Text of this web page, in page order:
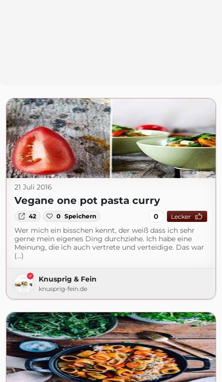
21 Juli 2016
Vegane one pot pasta curry
42 0 Speichern 0 Lecker
Wer mich ein bisschen kennt, der weiß dass ich sehr
gerne mein eigenes Ding durchziehe. Ich habe eine
Meinung, die ich auch vertrete und verteidige. Das war
(...)
Knusprig & Fein
knusprig-fein.de